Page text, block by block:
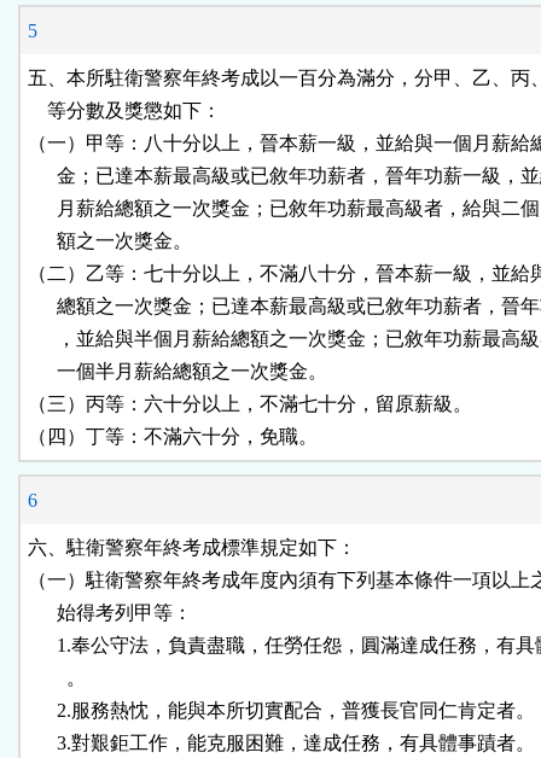
5
五、本所駐衛警察年終考成以一百分為滿分，分甲、乙、丙
    等分數及獎懲如下：
（一）甲等：八十分以上，晉本薪一級，並給與一個月薪給
金；已達本薪最高級或已敘年功薪者，晉年功薪一級，
月薪給總額之一次獎金；已敘年功薪最高級者，給與二
      額之一次獎金。
（二）乙等：七十分以上，不滿八十分，晉本薪一級，並給
總額之一次獎金；已達本薪最高級或已敘年功薪者，晉
，並給與半個月薪給總額之一次獎金；已敘年功薪最高
      一個半月薪給總額之一次獎金。
（三）丙等：六十分以上，不滿七十分，留原薪級。
（四）丁等：不滿六十分，免職。
6
六、駐衛警察年終考成標準規定如下：
（一）駐衛警察年終考成年度內須有下列基本條件一項以上
      始得考列甲等：
1.奉公守法，負責盡職，任勞任怨，圓滿達成任務，有
        。
      2.服務熱忱，能與本所切實配合，普獲長官同仁肯定者。
      3.對艱鉅工作，能克服困難，達成任務，有具體事蹟者。